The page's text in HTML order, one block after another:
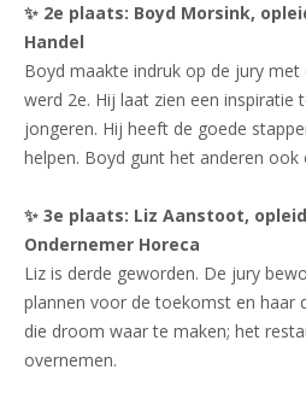
✨ 2e plaats: Boyd Morsink,
Handel
Boyd maakte indruk op de jury met
werd 2e. Hij laat zien een inspiratie
jongeren. Hij heeft de goede
helpen. Boyd gunt het anderen ook
✨ 3e plaats: Liz Aanstoot,
Ondernemer Horeca
Liz is derde geworden. De jury
plannen voor de toekomst en haar
die droom waar te maken; het
overnemen.